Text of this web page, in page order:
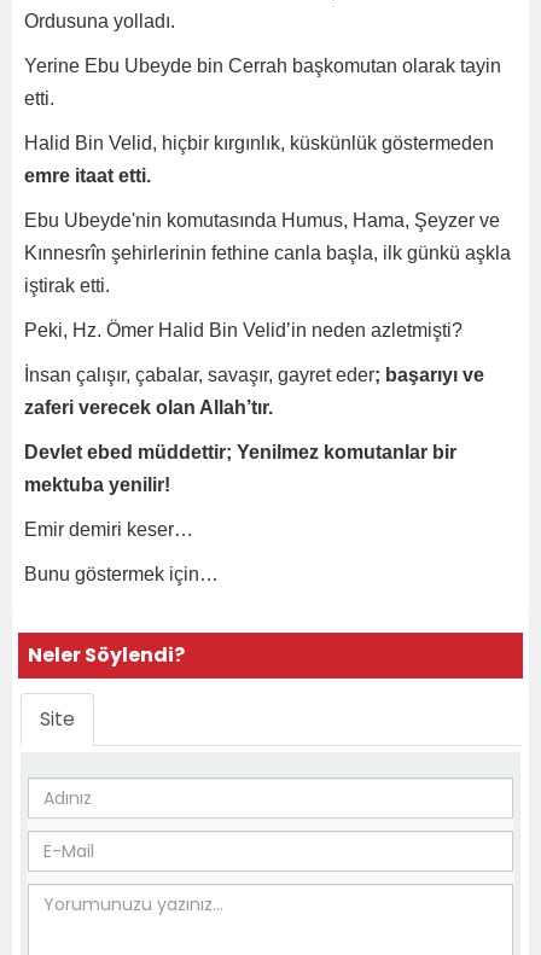
Ordusuna yolladı.
Yerine Ebu Ubeyde bin Cerrah başkomutan olarak tayin
etti.
Halid Bin Velid, hiçbir kırgınlık, küskünlük göstermeden
emre itaat etti.
Ebu Ubeyde'nin komutasında Humus, Hama, Şeyzer ve
Kınnesrîn şehirlerinin fethine canla başla, ilk günkü aşkla
iştirak etti.
Peki, Hz. Ömer Halid Bin Velid’in neden azletmişti?
İnsan çalışır, çabalar, savaşır, gayret eder; başarıyı ve
zaferi verecek olan Allah’tır.
Devlet ebed müddettir; Yenilmez komutanlar bir
mektuba yenilir!
Emir demiri keser…
Bunu göstermek için…
Neler Söylendi?
Site